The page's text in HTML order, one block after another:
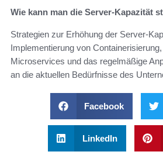
Wie kann man die Server-Kapazität
Strategien zur Erhöhung der Server-
Implementierung von
Microservices und das regelmäßige
an die aktuellen Bedürfnisse des
Facebook
LinkedIn